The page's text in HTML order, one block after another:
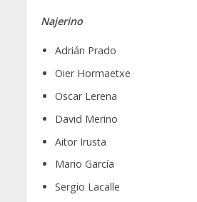
Najerino
Adrián Prado
Oier Hormaetxe
Oscar Lerena
David Merino
Aitor Irusta
Mario García
Sergio Lacalle